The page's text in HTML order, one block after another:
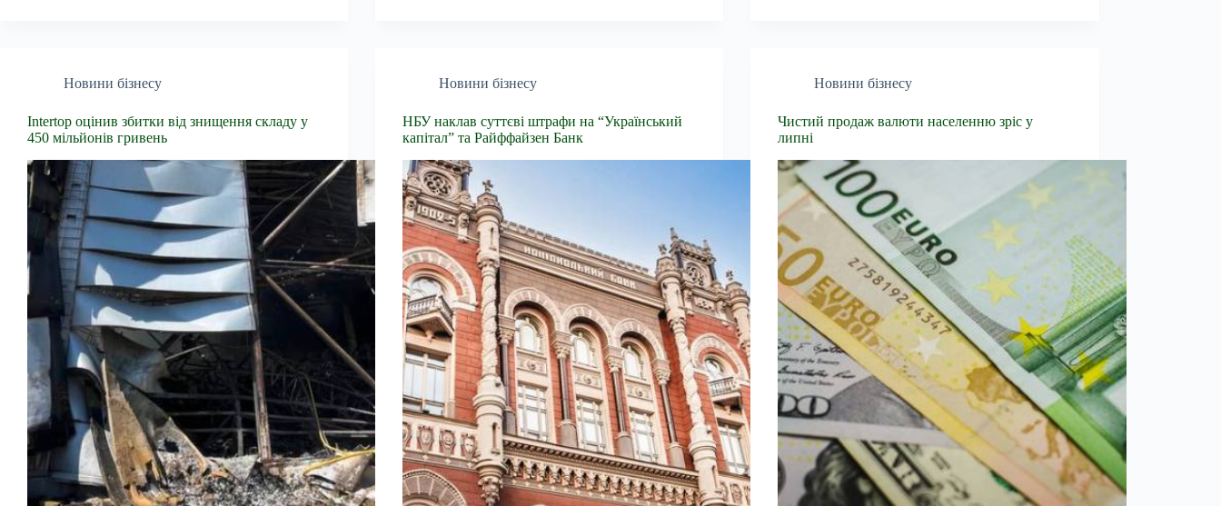
Новини бізнесу
Intertop оцінив збитки від знищення складу у
450 мільйонів гривень
Новини бізнесу
НБУ наклав суттєві штрафи на “Український
капітал” та Райффайзен Банк
Новини бізнесу
Чистий продаж валюти населенню зріс у
липні